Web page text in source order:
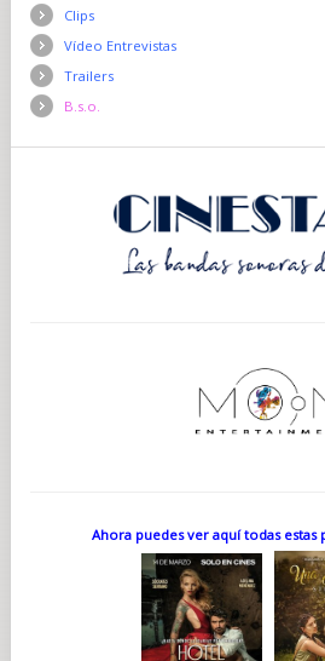
Clips
Vídeo Entrevistas
Trailers
B.s.o.
Ahora puedes ver aquí todas estas